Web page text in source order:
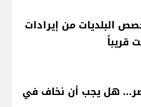
البلديات من إيرادات
قريباً
هل يجب أن نخاف في